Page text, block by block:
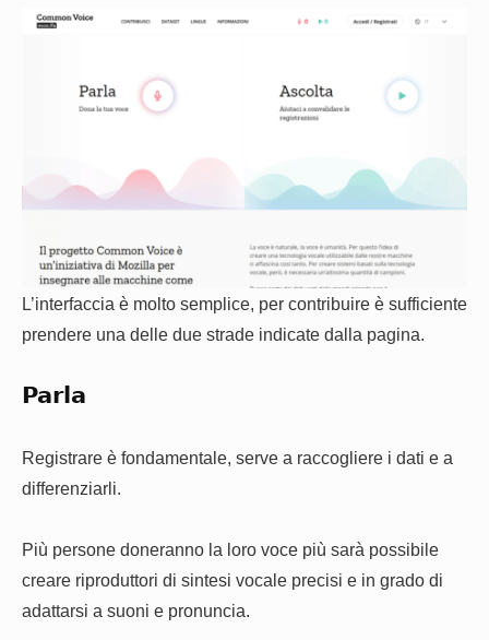
L’interfaccia è molto semplice, per contribuire è sufficiente
prendere una delle due strade indicate dalla pagina.
Parla
Registrare è fondamentale, serve a raccogliere i dati e a
differenziarli.
Più persone doneranno la loro voce più sarà possibile
creare riproduttori di sintesi vocale precisi e in grado di
adattarsi a suoni e pronuncia.